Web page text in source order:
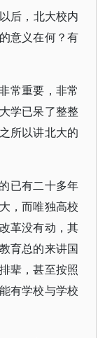
后，北大校内
意义在何？有
常重要，非常
学已呆了整整
所以讲北大的
已有二十多年
，而唯独高校
革没有动，其
育总的来讲国
辈，甚至按照
有学校与学校